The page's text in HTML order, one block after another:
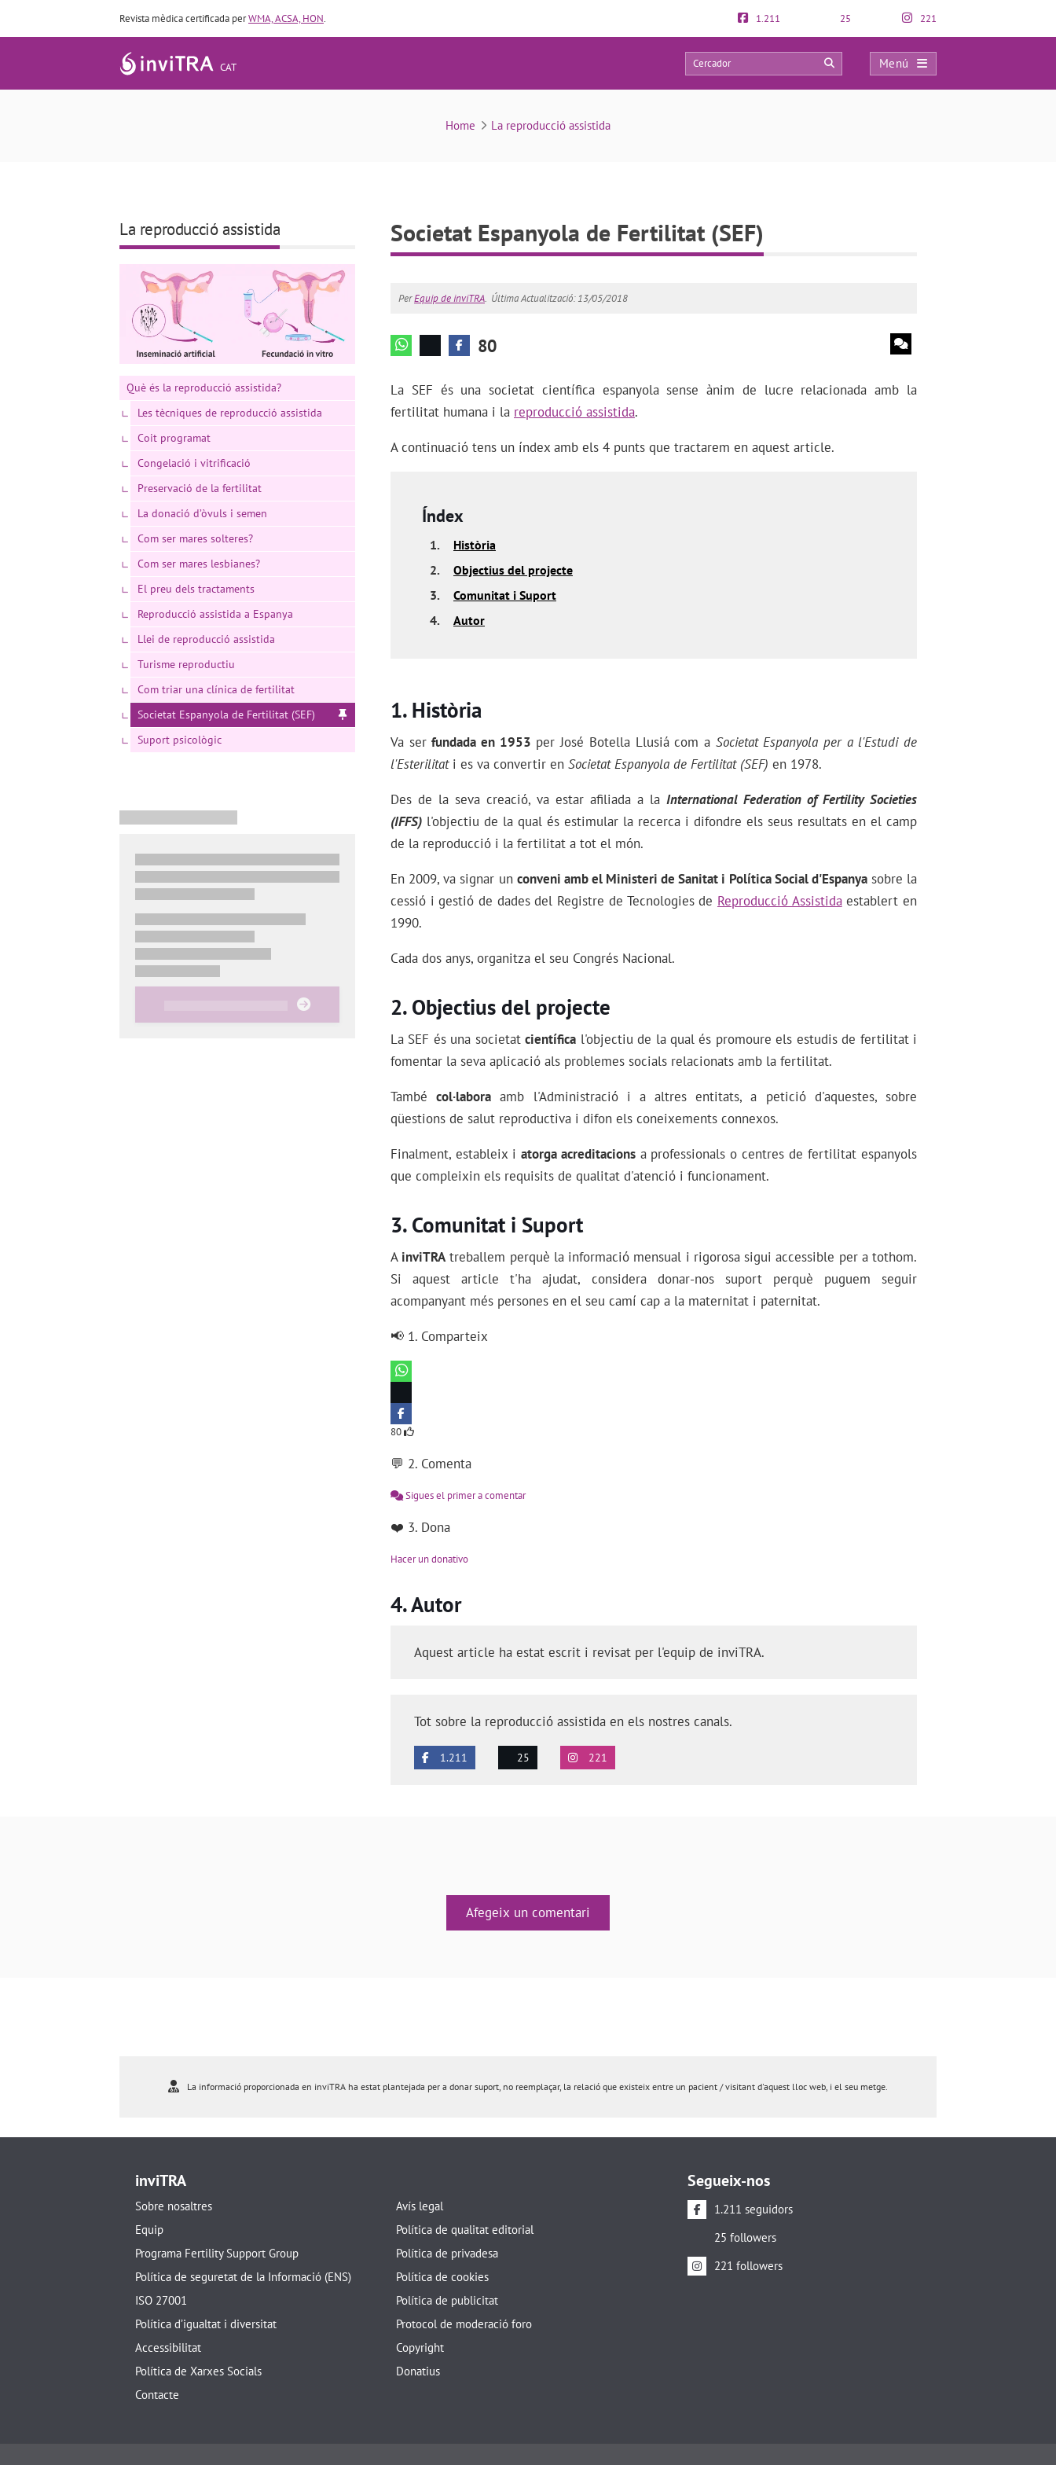
Revista mèdica certificada perWMA, ACSA, HON. 1.211 25 221
CAT
Menú
Societat Espanyola de Fertilitat (SEF)
80 0
Home La reproducció assistida
Societat Espanyola de Fertilitat (SEF)
PerEquip de inviTRA. Última Actualització: 13/05/2018
80
La SEF és una societat científica espanyola sense ànim de lucre relacionada amb la
fertilitat humana i la reproducció assistida.
A continuació tens un índex amb els 4 punts que tractarem en aquest article.
Índex
1.
Història
2.
Objectius del projecte
3.
Comunitat i Suport
4.
Autor
Història
Va serfundada en 1953 per José Botella Llusiá com a Societat Espanyola per a l'Estudi de
l'Esterilitati es va convertir en Societat Espanyola de Fertilitat (SEF) en 1978.
Des de la seva creació, va estar afiliada a la International Federation of Fertility Societies
(IFFS) l'objectiu de la qual és estimular la recerca i difondre els seus resultats en el camp
de la reproducció i la fertilitat a tot el món.
En 2009, va signar un conveni amb el Ministeri de Sanitat i Política Social d'Espanyasobre la
cessió i gestió de dades del Registre de Tecnologies de Reproducció Assistidaestablert en
1990.
Cada dos anys, organitza el seu Congrés Nacional.
Objectius del projecte
La SEF és una societatcientífica l'objectiu de la qual és promoure els estudis de fertilitat i
fomentar la seva aplicació als problemes socials relacionats amb la fertilitat.
Tambécol·labora amb l'Administració i a altres entitats, a petició d'aquestes, sobre
qüestions de salut reproductiva i difon els coneixements connexos.
Finalment, estableix i atorga acreditacionsa professionals o centres de fertilitat espanyols
que compleixin els requisits de qualitat d'atenció i funcionament.
Comunitat i Suport
A inviTRA treballem perquè la informació mensual i rigorosa sigui accessible per a tothom.
Si aquest article t'ha ajudat, considera donar-nos suport perquè puguem seguir
acompanyant més persones en el seu camí cap a la maternitat i paternitat.
📢 1. Comparteix
80
💬 2. Comenta
Sigues el primer a comentar
❤️ 3. Dona
Hacer un donativo
Autor
Aquest article ha estat escrit i revisat per l'equip de inviTRA.
Tot sobre la reproducció assistida en els nostres canals.
1.211 25 221
La reproducció assistida
Què és la reproducció assistida?
Les tècniques de reproducció assistida
Coit programat
Congelació i vitrificació
Preservació de la fertilitat
La donació d’òvuls i semen
Com ser mares solteres?
Com ser mares lesbianes?
El preu dels tractaments
Reproducció assistida a Espanya
Llei de reproducció assistida
Turisme reproductiu
Com triar una clínica de fertilitat
Societat Espanyola de Fertilitat (SEF)
Suport psicològic
Afegeix un comentari
La informació proporcionada en inviTRA ha estat plantejada per a donar suport, no reemplaçar, la relació que existeix entre un pacient / visitant d'aquest lloc web, i el seu metge.
inviTRA
Sobre nosaltres
Equip
Programa Fertility Support Group
Política de seguretat de la Informació (ENS)
ISO 27001
Política d’igualtat i diversitat
Accessibilitat
Política de Xarxes Socials
Contacte
Avís legal
Política de qualitat editorial
Política de privadesa
Política de cookies
Política de publicitat
Protocol de moderació foro
Copyright
Donatius
Segueix-nos
1.211 seguidors
25 followers
221 followers